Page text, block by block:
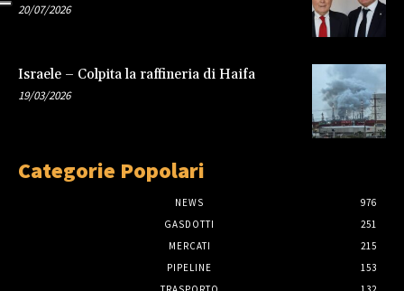
20/07/2026
Israele – Colpita la raffineria di Haifa
19/03/2026
Categorie Popolari
NEWS
976
GASDOTTI
251
MERCATI
215
PIPELINE
153